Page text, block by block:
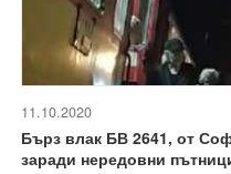
11.10.2020
Бърз влак БВ 2641, от
заради нередовни